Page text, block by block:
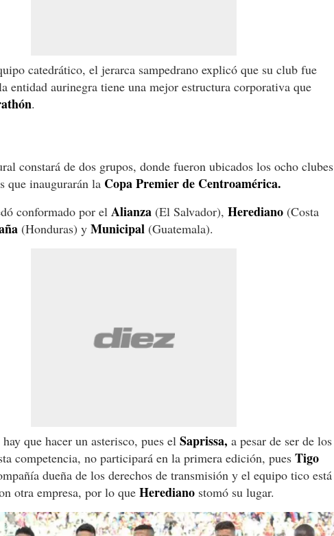
catedrático, el jerarca sampedrano explicó que su club fue
entidad aurinegra tiene una mejor estructura corporativa que
.
constará de dos grupos, donde fueron ubicados los ocho clubes
que inaugurarán la Copa Premier de Centroamérica.
conformado por el Alianza (El Salvador), Herediano (Costa
(Honduras) y Municipal (Guatemala).
que hacer un asterisco, pues el Saprissa, a pesar de ser de los
competencia, no participará en la primera edición, pues Tigo
dueña de los derechos de transmisión y el equipo tico está
otra empresa, por lo que Herediano stomó su lugar.